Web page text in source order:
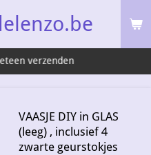
verzenden
VAASJE DIY in GLAS
(leeg) , inclusief 4
zwarte geurstokjes